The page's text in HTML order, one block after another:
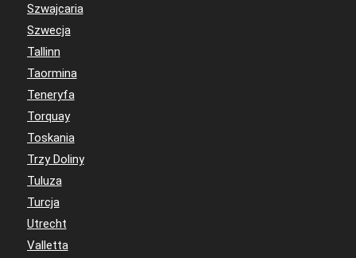
Szwajcaria
Szwecja
Tallinn
Taormina
Teneryfa
Torquay
Toskania
Trzy Doliny
Tuluza
Turcja
Utrecht
Valletta